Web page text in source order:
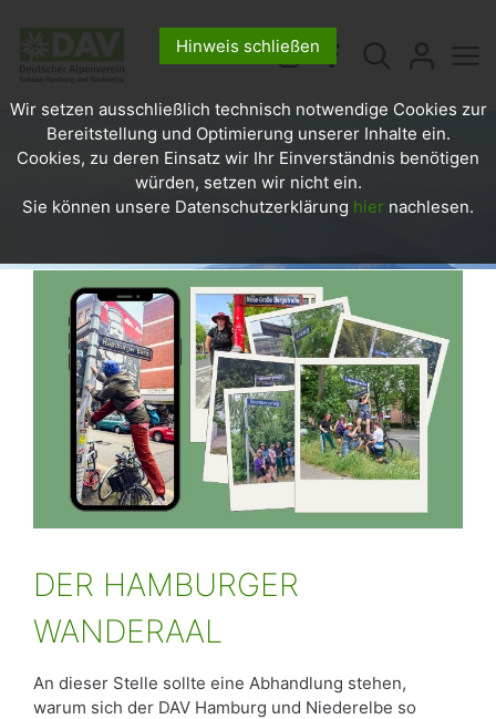
DER HAMBURGER
WANDERAAL
An dieser Stelle sollte eine Abhandlung stehen,
warum sich der DAV Hamburg und Niederelbe so
Hinweis schließen
Wir setzen ausschließlich technisch notwendige Cookies zur
Bereitstellung und Optimierung unserer Inhalte ein.
Cookies, zu deren Einsatz wir Ihr Einverständnis benötigen
würden, setzen wir nicht ein.
Sie können unsere Datenschutzerklärung hier nachlesen.